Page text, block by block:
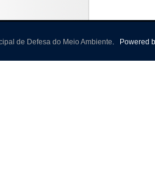
de Defesa do Meio Ambiente. Powered